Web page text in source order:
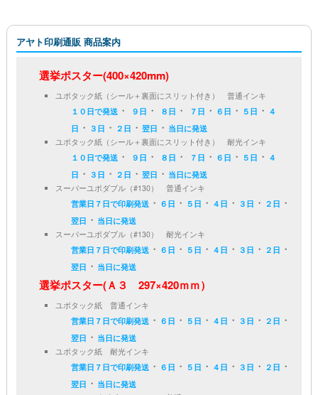
アヤト印刷通販 商品案内
選挙ポスター(400×420mm)
ユポタック紙（シール＋裏面にスリット付き） 普通インキ
１０日で発送 ・ ９日 ・ ８日 ・ ７日 ・ ６日 ・ ５日 ・ ４
日 ・ ３日 ・ ２日 ・翌日 ・ 当日に発送
ユポタック紙（シール＋裏面にスリット付き） 耐光インキ
１０日で発送 ・ ９日 ・ ８日 ・ ７日 ・ ６日 ・ ５日 ・ ４
日 ・ ３日 ・ ２日 ・翌日 ・ 当日に発送
スーパーユポダブル（#130） 普通インキ
営業日７日で印刷発送 ・ ６日 ・ ５日 ・ ４日 ・ ３日 ・ ２日 ・
翌日 ・ 当日に発送
スーパーユポダブル（#130） 耐光インキ
営業日７日で印刷発送 ・ ６日 ・ ５日 ・ ４日 ・ ３日 ・ ２日 ・
翌日 ・ 当日に発送
選挙ポスター(Ａ３ 297×420ｍｍ）
ユポタック紙 普通インキ
営業日７日で印刷発送 ・ ６日 ・ ５日 ・ ４日 ・ ３日 ・ ２日 ・
翌日 ・ 当日に発送
ユポタック紙 耐光インキ
営業日７日で印刷発送 ・ ６日 ・ ５日 ・ ４日 ・ ３日 ・ ２日 ・
翌日 ・ 当日に発送